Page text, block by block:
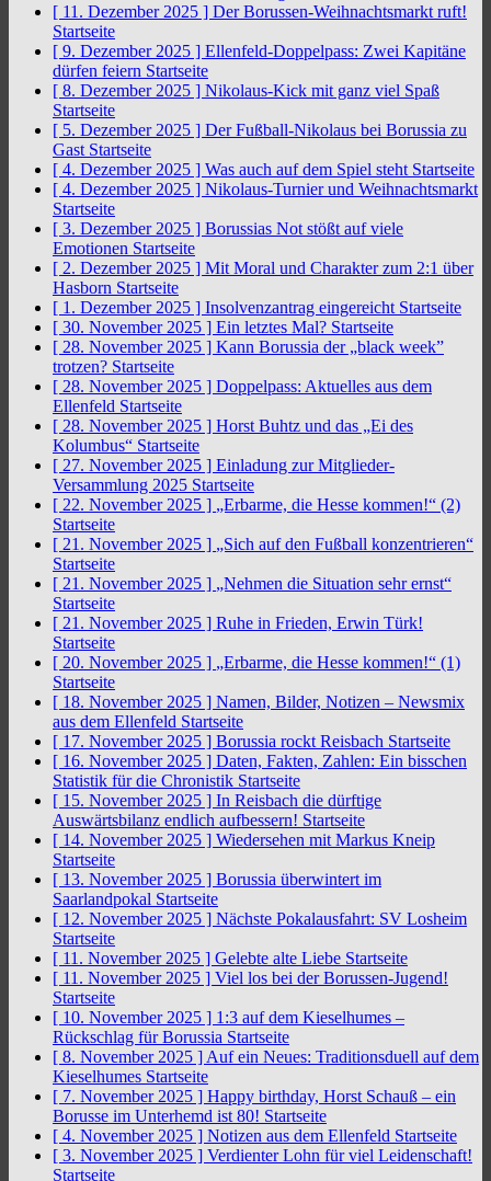
[ 11. Dezember 2025 ] Der Borussen-Weihnachtsmarkt ruft!
Startseite
[ 9. Dezember 2025 ] Ellenfeld-Doppelpass: Zwei Kapitäne
dürfen feiern Startseite
[ 8. Dezember 2025 ] Nikolaus-Kick mit ganz viel Spaß
Startseite
[ 5. Dezember 2025 ] Der Fußball-Nikolaus bei Borussia zu
Gast Startseite
[ 4. Dezember 2025 ] Was auch auf dem Spiel steht Startseite
[ 4. Dezember 2025 ] Nikolaus-Turnier und Weihnachtsmarkt
Startseite
[ 3. Dezember 2025 ] Borussias Not stößt auf viele
Emotionen Startseite
[ 2. Dezember 2025 ] Mit Moral und Charakter zum 2:1 über
Hasborn Startseite
[ 1. Dezember 2025 ] Insolvenzantrag eingereicht Startseite
[ 30. November 2025 ] Ein letztes Mal? Startseite
[ 28. November 2025 ] Kann Borussia der „black week”
trotzen? Startseite
[ 28. November 2025 ] Doppelpass: Aktuelles aus dem
Ellenfeld Startseite
[ 28. November 2025 ] Horst Buhtz und das „Ei des
Kolumbus“ Startseite
[ 27. November 2025 ] Einladung zur Mitglieder-
Versammlung 2025 Startseite
[ 22. November 2025 ] „Erbarme, die Hesse kommen!“ (2)
Startseite
[ 21. November 2025 ] „Sich auf den Fußball konzentrieren“
Startseite
[ 21. November 2025 ] „Nehmen die Situation sehr ernst“
Startseite
[ 21. November 2025 ] Ruhe in Frieden, Erwin Türk!
Startseite
[ 20. November 2025 ] „Erbarme, die Hesse kommen!“ (1)
Startseite
[ 18. November 2025 ] Namen, Bilder, Notizen – Newsmix
aus dem Ellenfeld Startseite
[ 17. November 2025 ] Borussia rockt Reisbach Startseite
[ 16. November 2025 ] Daten, Fakten, Zahlen: Ein bisschen
Statistik für die Chronistik Startseite
[ 15. November 2025 ] In Reisbach die dürftige
Auswärtsbilanz endlich aufbessern! Startseite
[ 14. November 2025 ] Wiedersehen mit Markus Kneip
Startseite
[ 13. November 2025 ] Borussia überwintert im
Saarlandpokal Startseite
[ 12. November 2025 ] Nächste Pokalausfahrt: SV Losheim
Startseite
[ 11. November 2025 ] Gelebte alte Liebe Startseite
[ 11. November 2025 ] Viel los bei der Borussen-Jugend!
Startseite
[ 10. November 2025 ] 1:3 auf dem Kieselhumes –
Rückschlag für Borussia Startseite
[ 8. November 2025 ] Auf ein Neues: Traditionsduell auf dem
Kieselhumes Startseite
[ 7. November 2025 ] Happy birthday, Horst Schauß – ein
Borusse im Unterhemd ist 80! Startseite
[ 4. November 2025 ] Notizen aus dem Ellenfeld Startseite
[ 3. November 2025 ] Verdienter Lohn für viel Leidenschaft!
Startseite